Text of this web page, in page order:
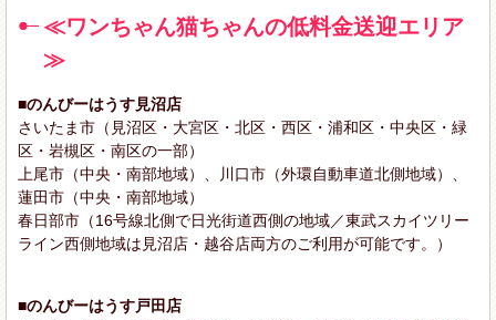
≪ワンちゃん猫ちゃんの低料金送迎エリア
≫
■のんびーはうす見沼店
さいたま市（見沼区・大宮区・北区・西区・浦和区・中央区・緑
区・岩槻区・南区の一部）
上尾市（中央・南部地域）、川口市（外環自動車道北側地域）、
蓮田市（中央・南部地域）
春日部市（16号線北側で日光街道西側の地域／東武スカイツリー
ライン西側地域は見沼店・越谷店両方のご利用が可能です。）
■のんびーはうす戸田店